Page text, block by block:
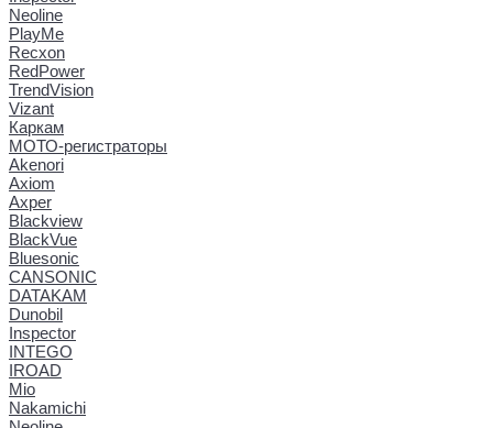
Neoline
PlayMe
Recxon
RedPower
TrendVision
Vizant
Каркам
МОТО-регистраторы
Akenori
Axiom
Axper
Blackview
BlackVue
Bluesonic
CANSONIC
DATAKAM
Dunobil
Inspector
INTEGO
IROAD
Mio
Nakamichi